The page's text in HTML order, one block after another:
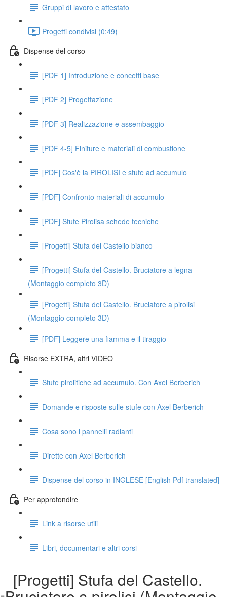
Gruppi di lavoro e attestato
Progetti condivisi (0:49)
Dispense del corso
[PDF 1] Introduzione e concetti base
[PDF 2] Progettazione
[PDF 3] Realizzazione e assembaggio
[PDF 4-5] Finiture e materiali di combustione
[PDF] Cos'è la PIROLISI e stufe ad accumulo
[PDF] Confronto materiali di accumulo
[PDF] Stufe Pirolisa schede tecniche
[Progetti] Stufa del Castello bianco
[Progetti] Stufa del Castello. Bruciatore a legna
(Montaggio completo 3D)
[Progetti] Stufa del Castello. Bruciatore a pirolisi
(Montaggio completo 3D)
[PDF] Leggere una fiamma e il tiraggio
Risorse EXTRA, altri VIDEO
Stufe pirolitiche ad accumulo. Con Axel Berberich
Domande e risposte sulle stufe con Axel Berberich
Cosa sono i pannelli radianti
Dirette con Axel Berberich
Dispense del corso in INGLESE [English Pdf translated]
Per approfondire
Link a risorse utili
Libri, documentari e altri corsi
[Progetti] Stufa del Castello.